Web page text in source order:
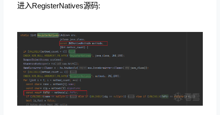
进入RegisterNatives源码: